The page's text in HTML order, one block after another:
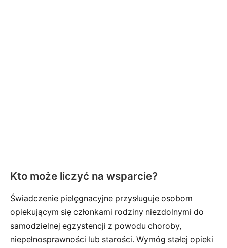
Kto może liczyć na wsparcie?
Świadczenie pielęgnacyjne przysługuje osobom
opiekującym się członkami rodziny niezdolnymi do
samodzielnej egzystencji z powodu choroby,
niepełnosprawności lub starości. Wymóg stałej opieki